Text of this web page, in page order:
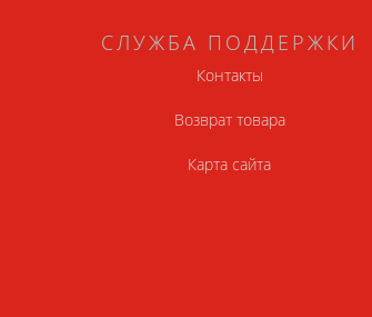
СЛУЖБА ПОДДЕРЖКИ
Контакты
Возврат товара
Карта сайта